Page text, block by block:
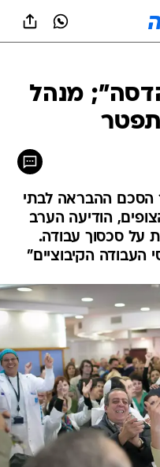
מנהל
הסכם ההבראה לבתי
הודיעה הערב
על סכסוך עבודה.
העבודה הקיבוציים"